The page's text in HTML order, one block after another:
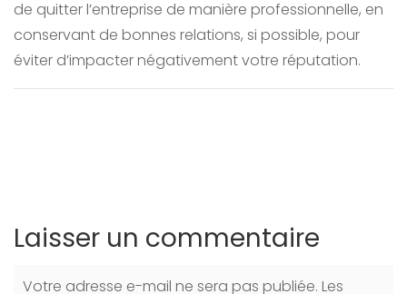
de quitter l’entreprise de manière professionnelle, en
conservant de bonnes relations, si possible, pour
éviter d’impacter négativement votre réputation.
Laisser un commentaire
Votre adresse e-mail ne sera pas publiée. Les